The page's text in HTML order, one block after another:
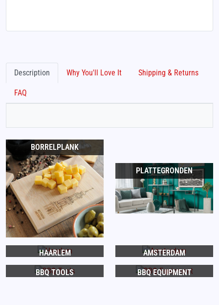
Description Why You'll Love It Shipping & Returns
FAQ
BORRELPLANK
PLATTEGRONDEN
HAARLEM AMSTERDAM
BBQ TOOLS BBQ EQUIPMENT